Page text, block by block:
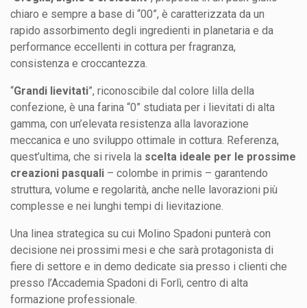
chiaro e sempre a base di “00”, è caratterizzata da un
rapido assorbimento degli ingredienti in planetaria e da
performance eccellenti in cottura per fragranza,
consistenza e croccantezza.
“Grandi lievitati”, riconoscibile dal colore lilla della
confezione, è una farina “0” studiata per i lievitati di alta
gamma, con un’elevata resistenza alla lavorazione
meccanica e uno sviluppo ottimale in cottura. Referenza,
quest’ultima, che si rivela la scelta ideale per le prossime
creazioni pasquali – colombe in primis – garantendo
struttura, volume e regolarità, anche nelle lavorazioni più
complesse e nei lunghi tempi di lievitazione.
Una linea strategica su cui Molino Spadoni punterà con
decisione nei prossimi mesi e che sarà protagonista di
fiere di settore e in demo dedicate sia presso i clienti che
presso l’Accademia Spadoni di Forlì, centro di alta
formazione professionale.